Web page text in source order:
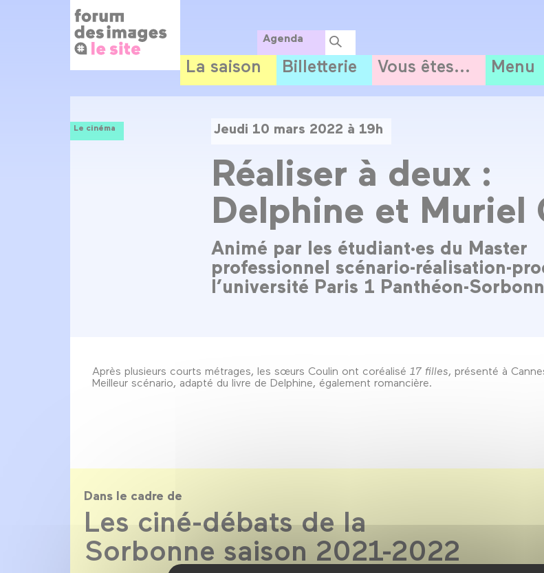
Agenda
La saison Billetterie Vous êtes... Menu
Le cinéma Jeudi 10 mars 2022 à 19h
Réaliser à deux :
Delphine et Muriel
Animé par les étudiant·es du Master
professionnel scénario-réalisation-
l’université Paris 1 Panthéon-
Après plusieurs courts métrages, les sœurs Coulin ont coréalisé 17 filles, présenté à
Meilleur scénario, adapté du livre de Delphine, également romancière.
Dans le cadre de
Les ciné-débats de la
Sorbonne saison 2021-2022